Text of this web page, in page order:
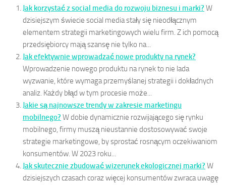
Jak korzystać z social media do rozwoju biznesu i marki? W
dzisiejszym świecie social media stały się nieodłącznym
elementem strategii marketingowych wielu firm. Z ich pomocą
przedsiębiorcy mają szansę nie tylko na...
Jak efektywnie wprowadzać nowe produkty na rynek?
Wprowadzenie nowego produktu na rynek to nie lada
wyzwanie, które wymaga przemyślanej strategii i dokładnych
analiz. Każdy błąd w tym procesie może...
Jakie są najnowsze trendy w zakresie marketingu
mobilnego? W dobie dynamicznie rozwijającego się rynku
mobilnego, firmy muszą nieustannie dostosowywać swoje
strategie marketingowe, by sprostać rosnącym oczekiwaniom
konsumentów. W 2023 roku...
Jak skutecznie zbudować wizerunek ekologicznej marki? W
dzisiejszych czasach coraz więcej konsumentów zwraca uwagę